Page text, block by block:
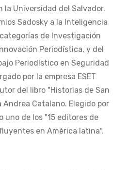
la Universidad del Salvador.
Sadosky a la Inteligencia
de Investigación
Periodística, y del
Periodístico en Seguridad
por la empresa ESET
del libro "Historias de San
Catalano. Elegido por
uno de los "15 editores de
en América latina".